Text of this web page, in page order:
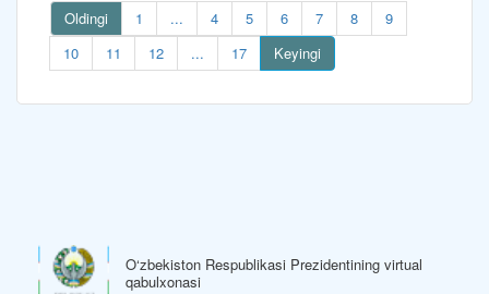
Oldingi 1 ... 4 5 6 7 8
9
10
11 12 ... 17 Keyingi
O‘zbekiston Respublikasi Prezidentining virtual
qabulxonasi